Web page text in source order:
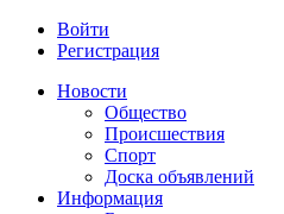
Войти
Регистрация
Новости
Общество
Происшествия
Спорт
Доска объявлений
Информация